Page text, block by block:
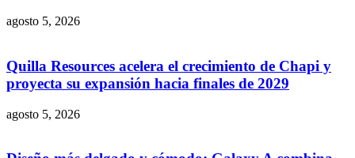
agosto 5, 2026
Quilla Resources acelera el crecimiento de Chapi y
proyecta su expansión hacia finales de 2029
agosto 5, 2026